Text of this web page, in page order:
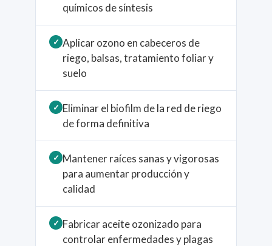
químicos de síntesis
✓ Aplicar ozono en cabeceros de
riego, balsas, tratamiento foliar y
suelo
✓ Eliminar el biofilm de la red de riego
de forma definitiva
✓ Mantener raíces sanas y vigorosas
para aumentar producción y
calidad
✓ Fabricar aceite ozonizado para
controlar enfermedades y plagas